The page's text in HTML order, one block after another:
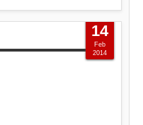
14
Feb
2014